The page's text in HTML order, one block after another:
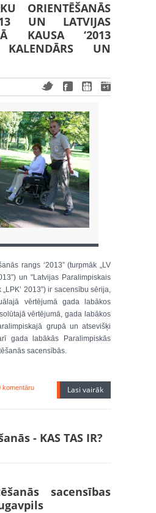
ORIENTĒŠANĀS
UN LATVIJAS
KAUSA ‘2013
KALENDĀRS UN
rangs ‘2013” (turpmāk „LV
un "Latvijas Paralimpiskais
2013”) ir sacensību sērija,
vērtējumā gada labākos
vērtējumā, gada labākos
grupā un atsevišķi
gada labākās Paralimpiskās
sacensībās.
komentāru Lasi vairāk
- KAS TAS IR?
sacensības